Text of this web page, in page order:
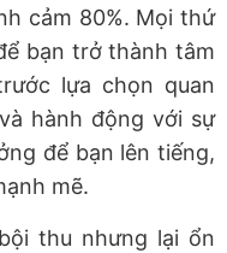
cảm 80%. Mọi thứ
bạn trở thành tâm
lựa chọn quan
hành động với sự
để bạn lên tiếng,
mẽ.
thu nhưng lại ổn